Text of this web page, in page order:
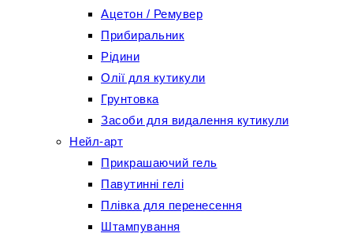
Ацетон / Ремувер
Прибиральник
Рідини
Олії для кутикули
Грунтовка
Засоби для видалення кутикули
Нейл-арт
Прикрашаючий гель
Павутинні гелі
Плівка для перенесення
Штампування